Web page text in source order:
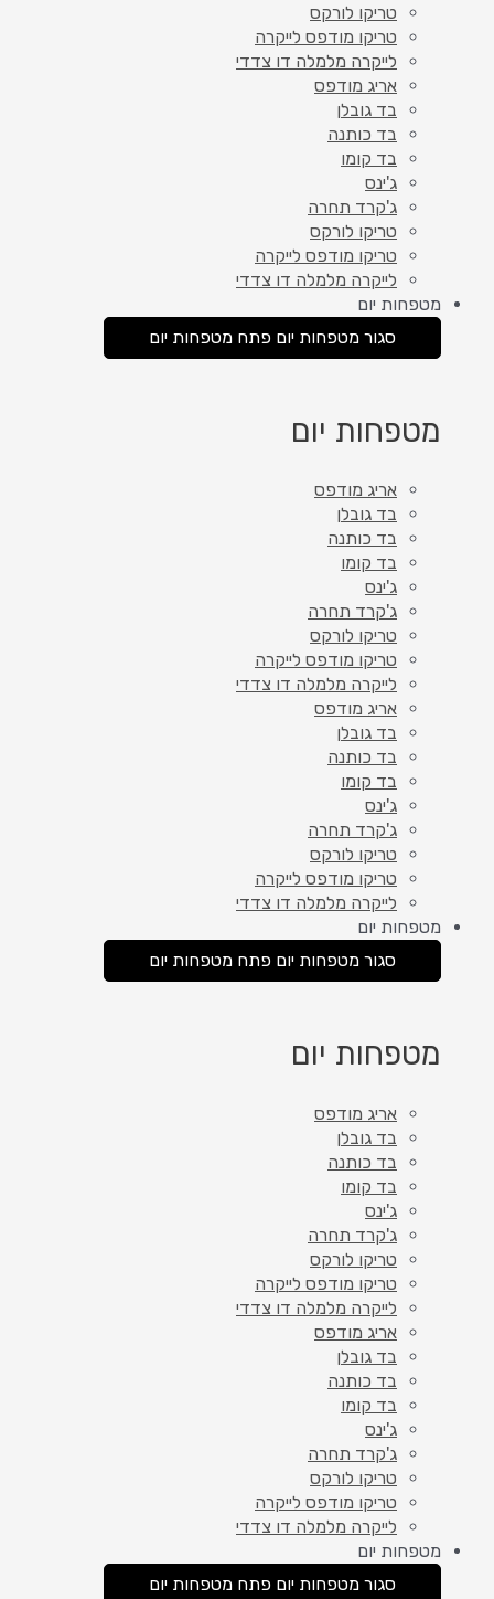
טריקו לורקס
טריקו מודפס לייקרה
לייקרה מלמלה דו צדדי
אריג מודפס
בד גובלן
בד כותנה
בד קומו
ג'ינס
ג'קרד תחרה
טריקו לורקס
טריקו מודפס לייקרה
לייקרה מלמלה דו צדדי
מטפחות יום
סגור מטפחות יום פתח מטפחות יום
מטפחות יום
אריג מודפס
בד גובלן
בד כותנה
בד קומו
ג'ינס
ג'קרד תחרה
טריקו לורקס
טריקו מודפס לייקרה
לייקרה מלמלה דו צדדי
אריג מודפס
בד גובלן
בד כותנה
בד קומו
ג'ינס
ג'קרד תחרה
טריקו לורקס
טריקו מודפס לייקרה
לייקרה מלמלה דו צדדי
מטפחות יום
סגור מטפחות יום פתח מטפחות יום
מטפחות יום
אריג מודפס
בד גובלן
בד כותנה
בד קומו
ג'ינס
ג'קרד תחרה
טריקו לורקס
טריקו מודפס לייקרה
לייקרה מלמלה דו צדדי
אריג מודפס
בד גובלן
בד כותנה
בד קומו
ג'ינס
ג'קרד תחרה
טריקו לורקס
טריקו מודפס לייקרה
לייקרה מלמלה דו צדדי
מטפחות יום
סגור מטפחות יום פתח מטפחות יום